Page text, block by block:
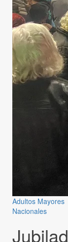
Adultos Mayores
Nacionales